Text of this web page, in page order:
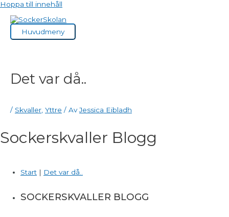
Hoppa till innehåll
Huvudmeny
Det var då..
/ Skvaller Yttre / Av Jessica Eibladh
Sockerskvaller Blogg
Start | Det var då..
SOCKERSKVALLER BLOGG